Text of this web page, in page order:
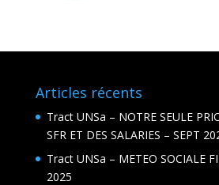
Articles récents
Tract UNSa – NOTRE SEULE
SFR ET DES SALARIES – SEPT
Tract UNSa – METEO SOCIALE
2025